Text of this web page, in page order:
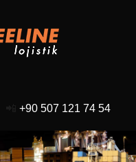
+90 507 121 74 54